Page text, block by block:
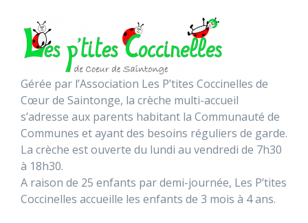
Gérée par l’Association Les P’tites Coccinelles de
Cœur de Saintonge, la crèche multi-accueil
s’adresse aux parents habitant la Communauté de
Communes et ayant des besoins réguliers de garde.
La crèche est ouverte du lundi au vendredi de 7h30
à 18h30.
A raison de 25 enfants par demi-journée, Les P’tites
Coccinelles accueille les enfants de 3 mois à 4 ans.